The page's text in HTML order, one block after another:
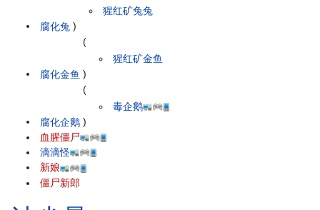
腐化兔
猩红矿兔兔
)
腐化金鱼
(
猩红矿金鱼
)
腐化企鹅
(
毒企鹅
)
血腥僵尸
滴滴怪
新娘
僵尸新郎